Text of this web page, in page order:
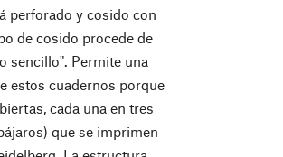
perforado y cosido con
de cosido procede de
sencillo". Permite una
estos cuadernos porque
cada una en tres
que se imprimen